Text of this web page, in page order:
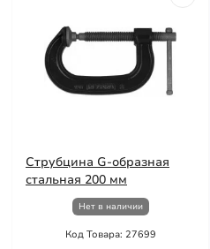
Струбцина G-образная
стальная 200 мм
Нет в наличии
Код Товара: 27699